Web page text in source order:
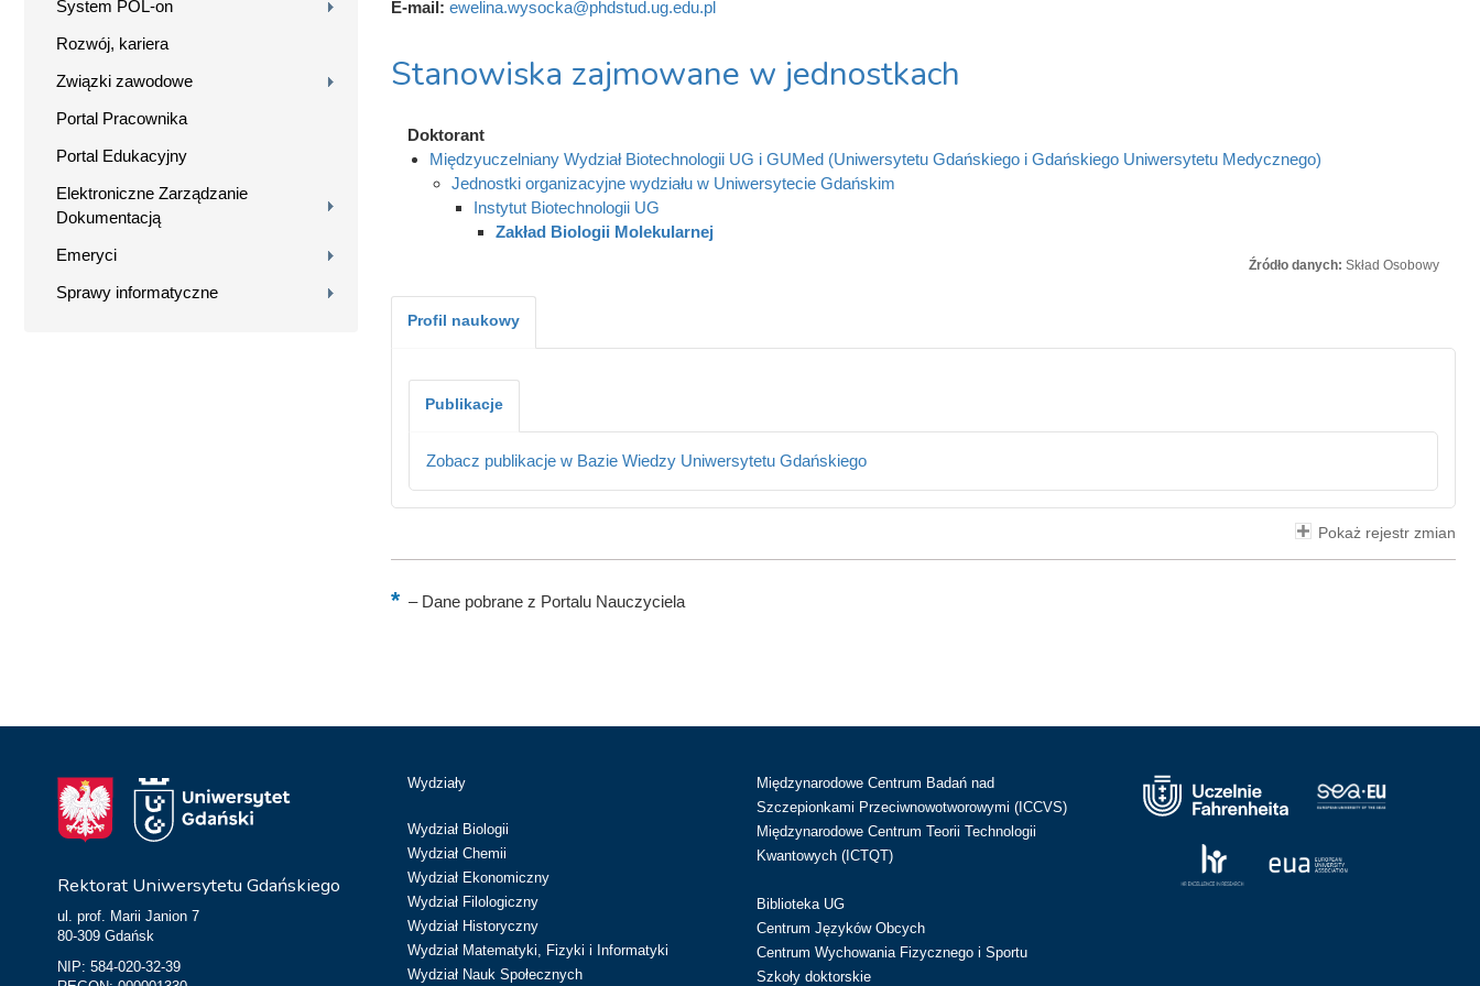
System POL-on
Rozwój, kariera
Związki zawodowe
Portal Pracownika
Portal Edukacyjny
Elektroniczne Zarządzanie
Dokumentacją
Emeryci
Sprawy informatyczne
E-mail: ewelina.wysocka@phdstud.ug.edu.pl
Stanowiska zajmowane w jednostkach
Doktorant
Międzyuczelniany Wydział Biotechnologii UG i GUMed (Uniwersytetu Gdańskiego i Gdańskiego Uniwersytetu Medycznego)
Jednostki organizacyjne wydziału w Uniwersytecie Gdańskim
Instytut Biotechnologii UG
Zakład Biologii Molekularnej
Źródło danych: Skład Osobowy
Profil naukowy
Publikacje
Zobacz publikacje w Bazie Wiedzy Uniwersytetu Gdańskiego
Pokaż rejestr zmian
–Dane pobrane z Portalu Nauczyciela
Rektorat Uniwersytetu Gdańskiego
ul. prof. Marii Janion 7
80-309 Gdańsk
NIP: 584-020-32-39
Wydziały
Wydział Biologii
Wydział Chemii
Wydział Ekonomiczny
Wydział Filologiczny
Wydział Historyczny
Wydział Matematyki, Fizyki i Informatyki
Wydział Nauk Społecznych
Międzynarodowe Centrum Badań nad
Szczepionkami Przeciwnowotworowymi (ICCVS)
Międzynarodowe Centrum Teorii Technologii
Kwantowych (ICTQT)
Biblioteka UG
Centrum Języków Obcych
Centrum Wychowania Fizycznego i Sportu
Szkoły doktorskie